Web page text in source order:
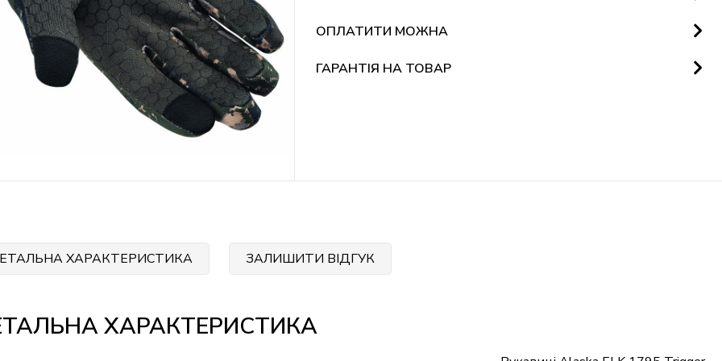
ОПЛАТИТИ МОЖНА
ГАРАНТІЯ НА ТОВАР
ХАРАКТЕРИСТИКА ЗАЛИШИТИ ВІДГУК
ХАРАКТЕРИСТИКА